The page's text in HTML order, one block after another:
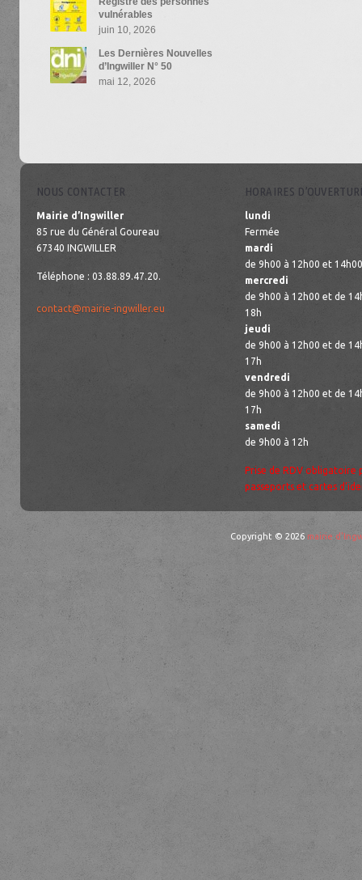
vulnérables
juin 10, 2026
Les Dernières Nouvelles
d’Ingwiller N° 50
mai 12, 2026
NOUS CONTACTER
Mairie d’Ingwiller
85 rue du Général Goureau
67340 INGWILLER
Téléphone : 03.88.89.47.20.
contact@mairie-ingwiller.eu
HORAIRES
lundi
Fermée
mardi
de 9h00 à 12h00 et
mercredi
de 9h00 à 12h00 et de
18h
jeudi
de 9h00 à 12h00 et de
17h
vendredi
de 9h00 à 12h00 et de
17h
samedi
de 9h00 à 12h
Prise de RDV obligatoire
passeports et cartes
Copyright © 2026 mairie